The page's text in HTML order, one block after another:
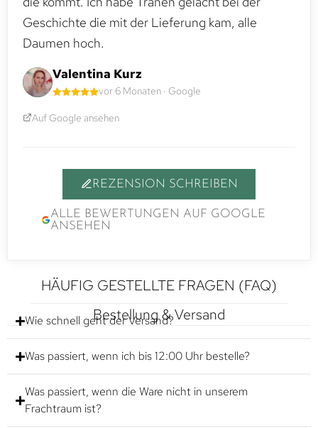
Geschichte die mit der Lieferung kam, alle
Daumen hoch.
Valentina Kurz
vor 6 Monaten · Google
Auf Google ansehen
REZENSION SCHREIBEN
ALLE BEWERTUNGEN AUF GOOGLE
ANSEHEN
HÄUFIG GESTELLTE FRAGEN (FAQ)
Bestellung & Versand
Wie schnell geht der Versand?
Was passiert, wenn ich bis 12:00 Uhr bestelle?
Was passiert, wenn die Ware nicht in unserem
Frachtraum ist?